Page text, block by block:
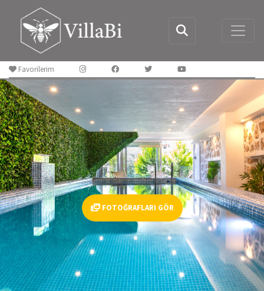
Favorilerim
FOTOĞRAFLARI GÖR